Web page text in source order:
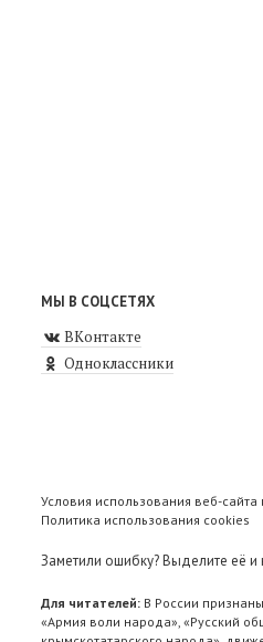
МЫ В СОЦСЕТЯХ
ВКонтакте
Одноклассники
Условия использования веб-
Политика использования cookies
Заметили ошибку? Выделите её и
Для читателей: В России
«Армия воли народа», «Русский